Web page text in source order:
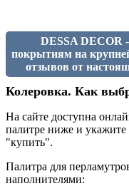
DESSA DECOR
покрытиям на
отзывов от
Колеровка. Как
На сайте доступна
палитре ниже и
"купить".
Палитра для
наполнителями: